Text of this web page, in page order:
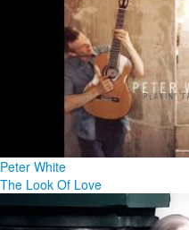
Peter White
The Look Of Love